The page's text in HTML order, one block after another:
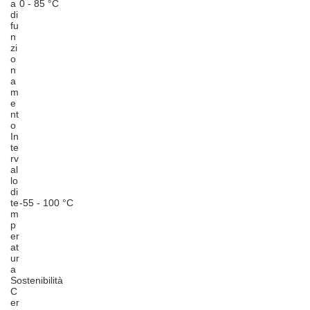
a
di
fu
n
zi
o
n
a
m
e
nt
o
0 - 85 °C
In
te
rv
al
lo
di
te
m
p
er
at
ur
a
-55 - 100 °C
Sostenibilità
C
er